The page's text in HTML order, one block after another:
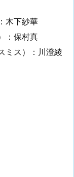
木下紗華
：保村真
ミス）：川澄綾